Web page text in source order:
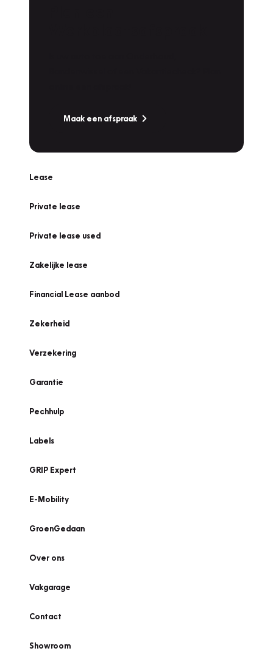
Maak een afspraak
Lease
Private lease
Private lease used
Zakelijke lease
Financial Lease aanbod
Zekerheid
Verzekering
Garantie
Pechhulp
Labels
GRIP Expert
E-Mobility
GroenGedaan
Over ons
Vakgarage
Contact
Showroom